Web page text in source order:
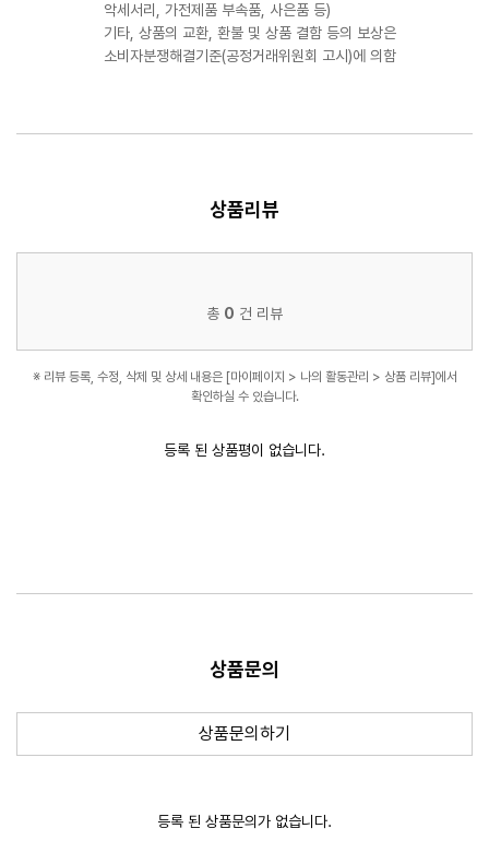
악세서리, 가전제품 부속품, 사은품 등)
기타, 상품의 교환, 환불 및 상품 결함 등의 보상은
소비자분쟁해결기준(공정거래위원회 고시)에 의함
상품리뷰
총 0 건 리뷰
※ 리뷰 등록, 수정, 삭제 및 상세 내용은 [마이페이지 > 나의 활동관리 > 상품 리뷰]에서
확인하실 수 있습니다.
등록 된 상품평이 없습니다.
상품문의
상품문의하기
등록 된 상품문의가 없습니다.